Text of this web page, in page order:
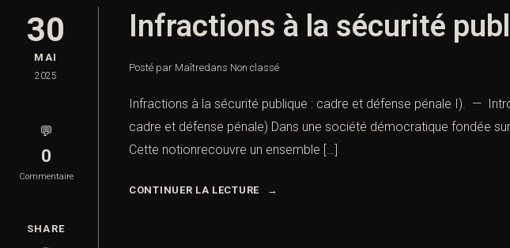
30
MAI
2025
💬
0
Commentaire
SHARE
Infractions à la sécurité
Posté par Maîtredans Non classé
Infractions à la sécurité publique : cadre et défense pénale I). —
cadre et défense pénale) Dans une société démocratique fondée
Cette notionrecouvre un ensemble […]
CONTINUER LA LECTURE